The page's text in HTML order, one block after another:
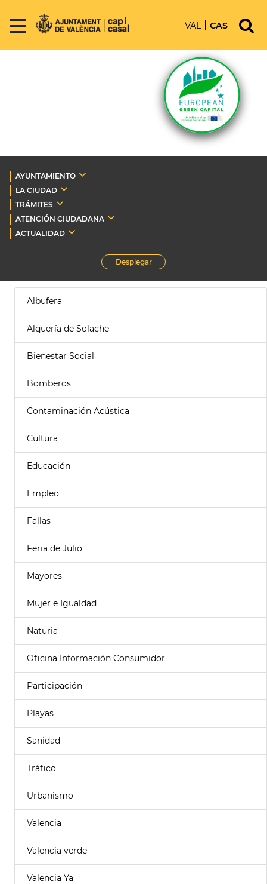
VAL CAS
AYUNTAMIENTO
LA CIUDAD
TRÁMITES
ATENCIÓN CIUDADANA
ACTUALIDAD
Desplegar
Albufera
Alquería de Solache
Bienestar Social
Bomberos
Contaminación Acústica
Cultura
Educación
Empleo
Fallas
Feria de Julio
Mayores
Mujer e Igualdad
Naturia
Oficina Información Consumidor
Participación
Playas
Sanidad
Tráfico
Urbanismo
Valencia
Valencia verde
Valencia Ya